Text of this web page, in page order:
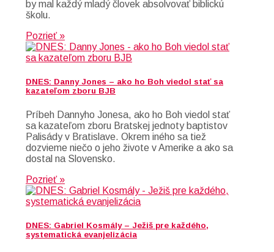
by mal každý mladý človek absolvovať biblickú
školu.
Pozrieť »
DNES: Danny Jones – ako ho Boh viedol stať sa
kazateľom zboru BJB
Príbeh Dannyho Jonesa, ako ho Boh viedol stať
sa kazateľom zboru Bratskej jednoty baptistov
Palisády v Bratislave. Okrem iného sa tiež
dozvieme niečo o jeho živote v Amerike a ako sa
dostal na Slovensko.
Pozrieť »
DNES: Gabriel Kosmály – Ježiš pre každého,
systematická evanjelizácia